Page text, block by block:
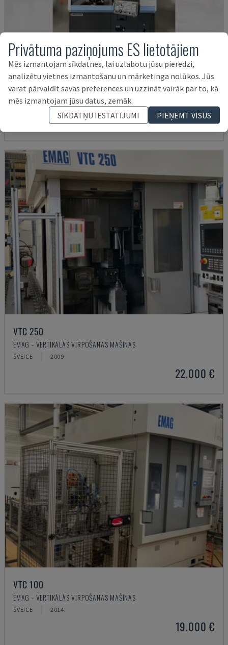
PUMA V8300MR
DN SOLUTIONS - VERTIKĀLĀS VIRPOŠANAS MAŠĪNAS
VĀCIJA 2023
150.000 €
VTC 250
EMAG - VERTIKĀLĀS VIRPOŠANAS MAŠĪNAS
ŠVEICE 2009
22.000 €
VTC 100
EMAG - VERTIKĀLĀS VIRPOŠANAS MAŠĪNAS
ŠVEICE 2014
19.000 €
Privātuma paziņojums ES lietotājiem
Mēs izmantojam sīkdatnes, lai uzlabotu jūsu pieredzi,
analizētu vietnes izmantošanu un mārketinga nolūkos. Jūs
varat pārvaldīt savas preferences un uzzināt vairāk par to, kā
mēs izmantojam jūsu datus, zemāk.
SĪKDATŅU IESTATĪJUMI
PIEŅEMT VISUS